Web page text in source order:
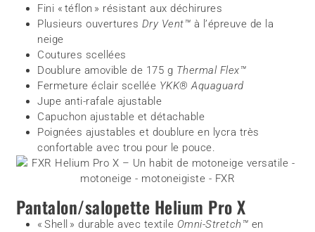
Fini « téflon » résistant aux déchirures
Plusieurs ouvertures Dry Vent™ à l’épreuve de la
neige
Coutures scellées
Doublure amovible de 175 g Thermal Flex™
Fermeture éclair scellée YKK® Aquaguard
Jupe anti-rafale ajustable
Capuchon ajustable et détachable
Poignées ajustables et doublure en lycra très
confortable avec trou pour le pouce.
Pantalon/salopette Helium Pro X
« Shell » durable avec textile Omni-Stretch™ en